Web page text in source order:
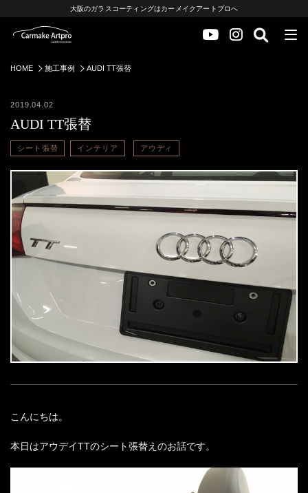
大阪のガラスコーティングはカーメイクアートプロへ
HOME 施工事例 AUDI TT張替
2019.04.02
AUDI TT張替
シート張替 インテリア アウディ
こんにちは。
本日はアウデイTTのシート張替えのお話です。